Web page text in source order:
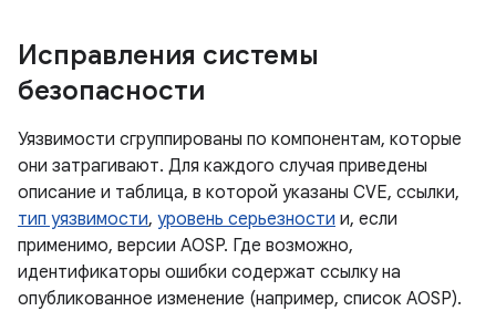
Исправления системы
безопасности
Уязвимости сгруппированы по компонентам, которые
они затрагивают. Для каждого случая приведены
описание и таблица, в которой указаны CVE, ссылки,
тип уязвимости, уровень серьезности и, если
применимо, версии AOSP. Где возможно,
идентификаторы ошибки содержат ссылку на
опубликованное изменение (например, список AOSP).